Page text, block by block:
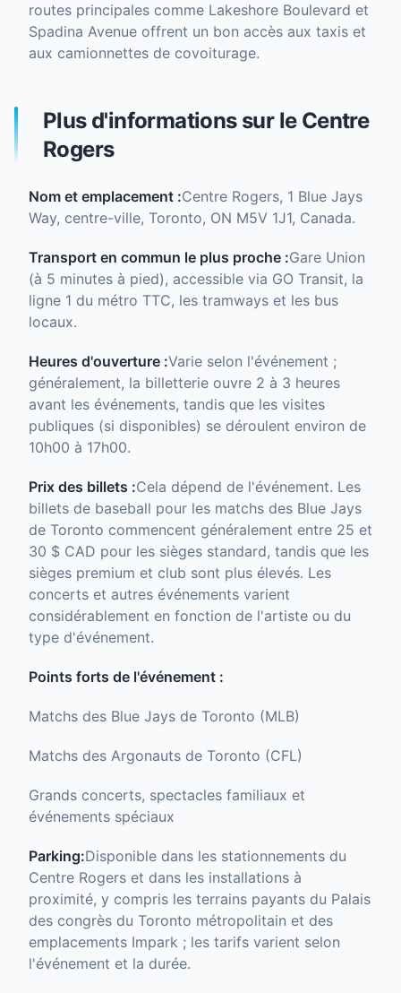
routes principales comme Lakeshore Boulevard et
Spadina Avenue offrent un bon accès aux taxis et
aux camionnettes de covoiturage.
Plus d'informations sur le Centre
Rogers
Nom et emplacement :Centre Rogers, 1 Blue Jays
Way, centre-ville, Toronto, ON M5V 1J1, Canada.
Transport en commun le plus proche :Gare Union
(à 5 minutes à pied), accessible via GO Transit, la
ligne 1 du métro TTC, les tramways et les bus
locaux.
Heures d'ouverture :Varie selon l'événement ;
généralement, la billetterie ouvre 2 à 3 heures
avant les événements, tandis que les visites
publiques (si disponibles) se déroulent environ de
10h00 à 17h00.
Prix ​​des billets :Cela dépend de l'événement. Les
billets de baseball pour les matchs des Blue Jays
de Toronto commencent généralement entre 25 et
30 $ CAD pour les sièges standard, tandis que les
sièges premium et club sont plus élevés. Les
concerts et autres événements varient
considérablement en fonction de l'artiste ou du
type d'événement.
Points forts de l'événement :
Matchs des Blue Jays de Toronto (MLB)
Matchs des Argonauts de Toronto (CFL)
Grands concerts, spectacles familiaux et
événements spéciaux
Parking:Disponible dans les stationnements du
Centre Rogers et dans les installations à
proximité, y compris les terrains payants du Palais
des congrès du Toronto métropolitain et des
emplacements Impark ; les tarifs varient selon
l'événement et la durée.